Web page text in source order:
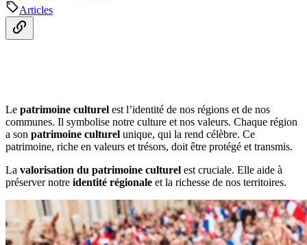
Articles
Le patrimoine culturel est l’identité de nos régions et de nos
communes. Il symbolise notre culture et nos valeurs. Chaque région
a son patrimoine culturel unique, qui la rend célèbre. Ce
patrimoine, riche en valeurs et trésors, doit être protégé et transmis.
La valorisation du patrimoine culturel est cruciale. Elle aide à
préserver notre identité régionale et la richesse de nos territoires.